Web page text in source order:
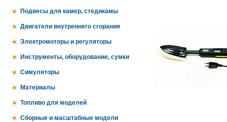
Подвесы для камер, стедикамы
Двигатели внутреннего сгорания
Электромоторы и регуляторы
Инструменты, оборудование, сумки
Симуляторы
Материалы
Топливо для моделей
Сборные и масштабные модели